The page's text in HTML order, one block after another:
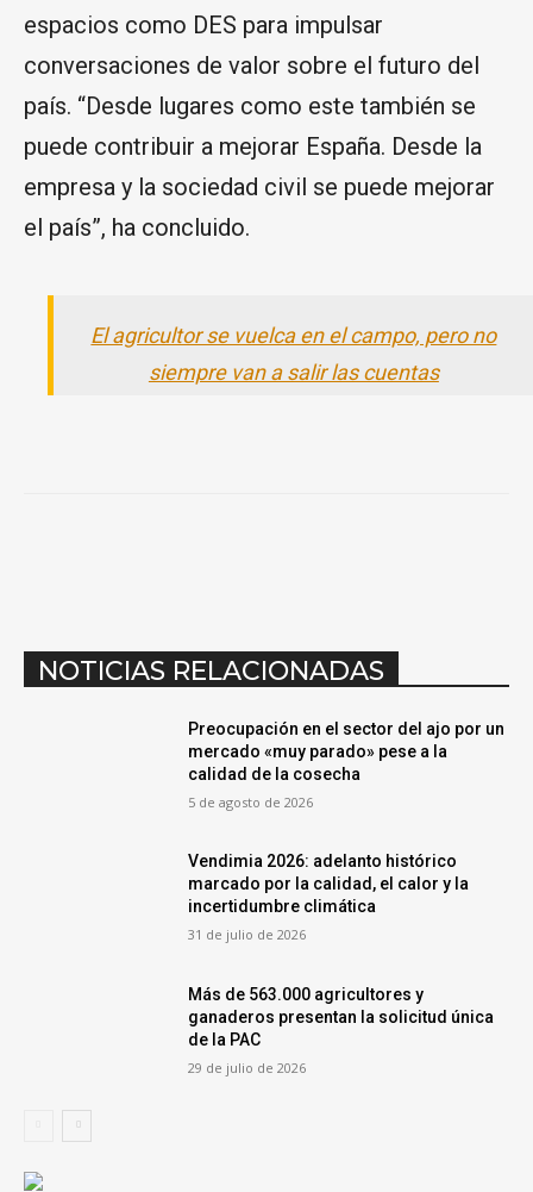
espacios como DES para impulsar
conversaciones de valor sobre el futuro del
país. “Desde lugares como este también se
puede contribuir a mejorar España. Desde la
empresa y la sociedad civil se puede mejorar
el país”, ha concluido.
El agricultor se vuelca en el campo, pero no
siempre van a salir las cuentas
NOTICIAS RELACIONADAS
Preocupación en el sector del ajo por un
mercado «muy parado» pese a la
calidad de la cosecha
5 de agosto de 2026
Vendimia 2026: adelanto histórico
marcado por la calidad, el calor y la
incertidumbre climática
31 de julio de 2026
Más de 563.000 agricultores y
ganaderos presentan la solicitud única
de la PAC
29 de julio de 2026